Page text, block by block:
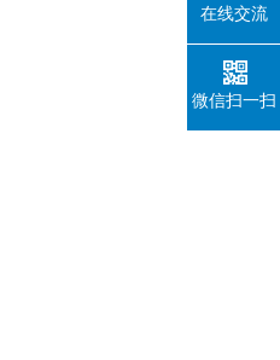
在线交流
微信扫一扫